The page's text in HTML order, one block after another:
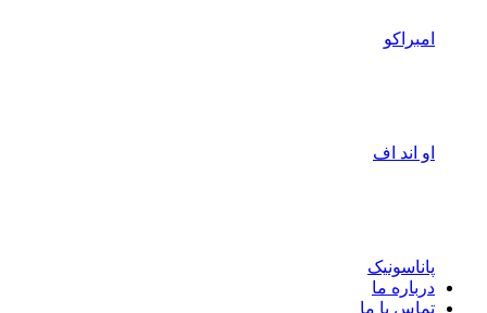
امبراکو
او اند اف
پاناسونیک
درباره ما
تماس با ما